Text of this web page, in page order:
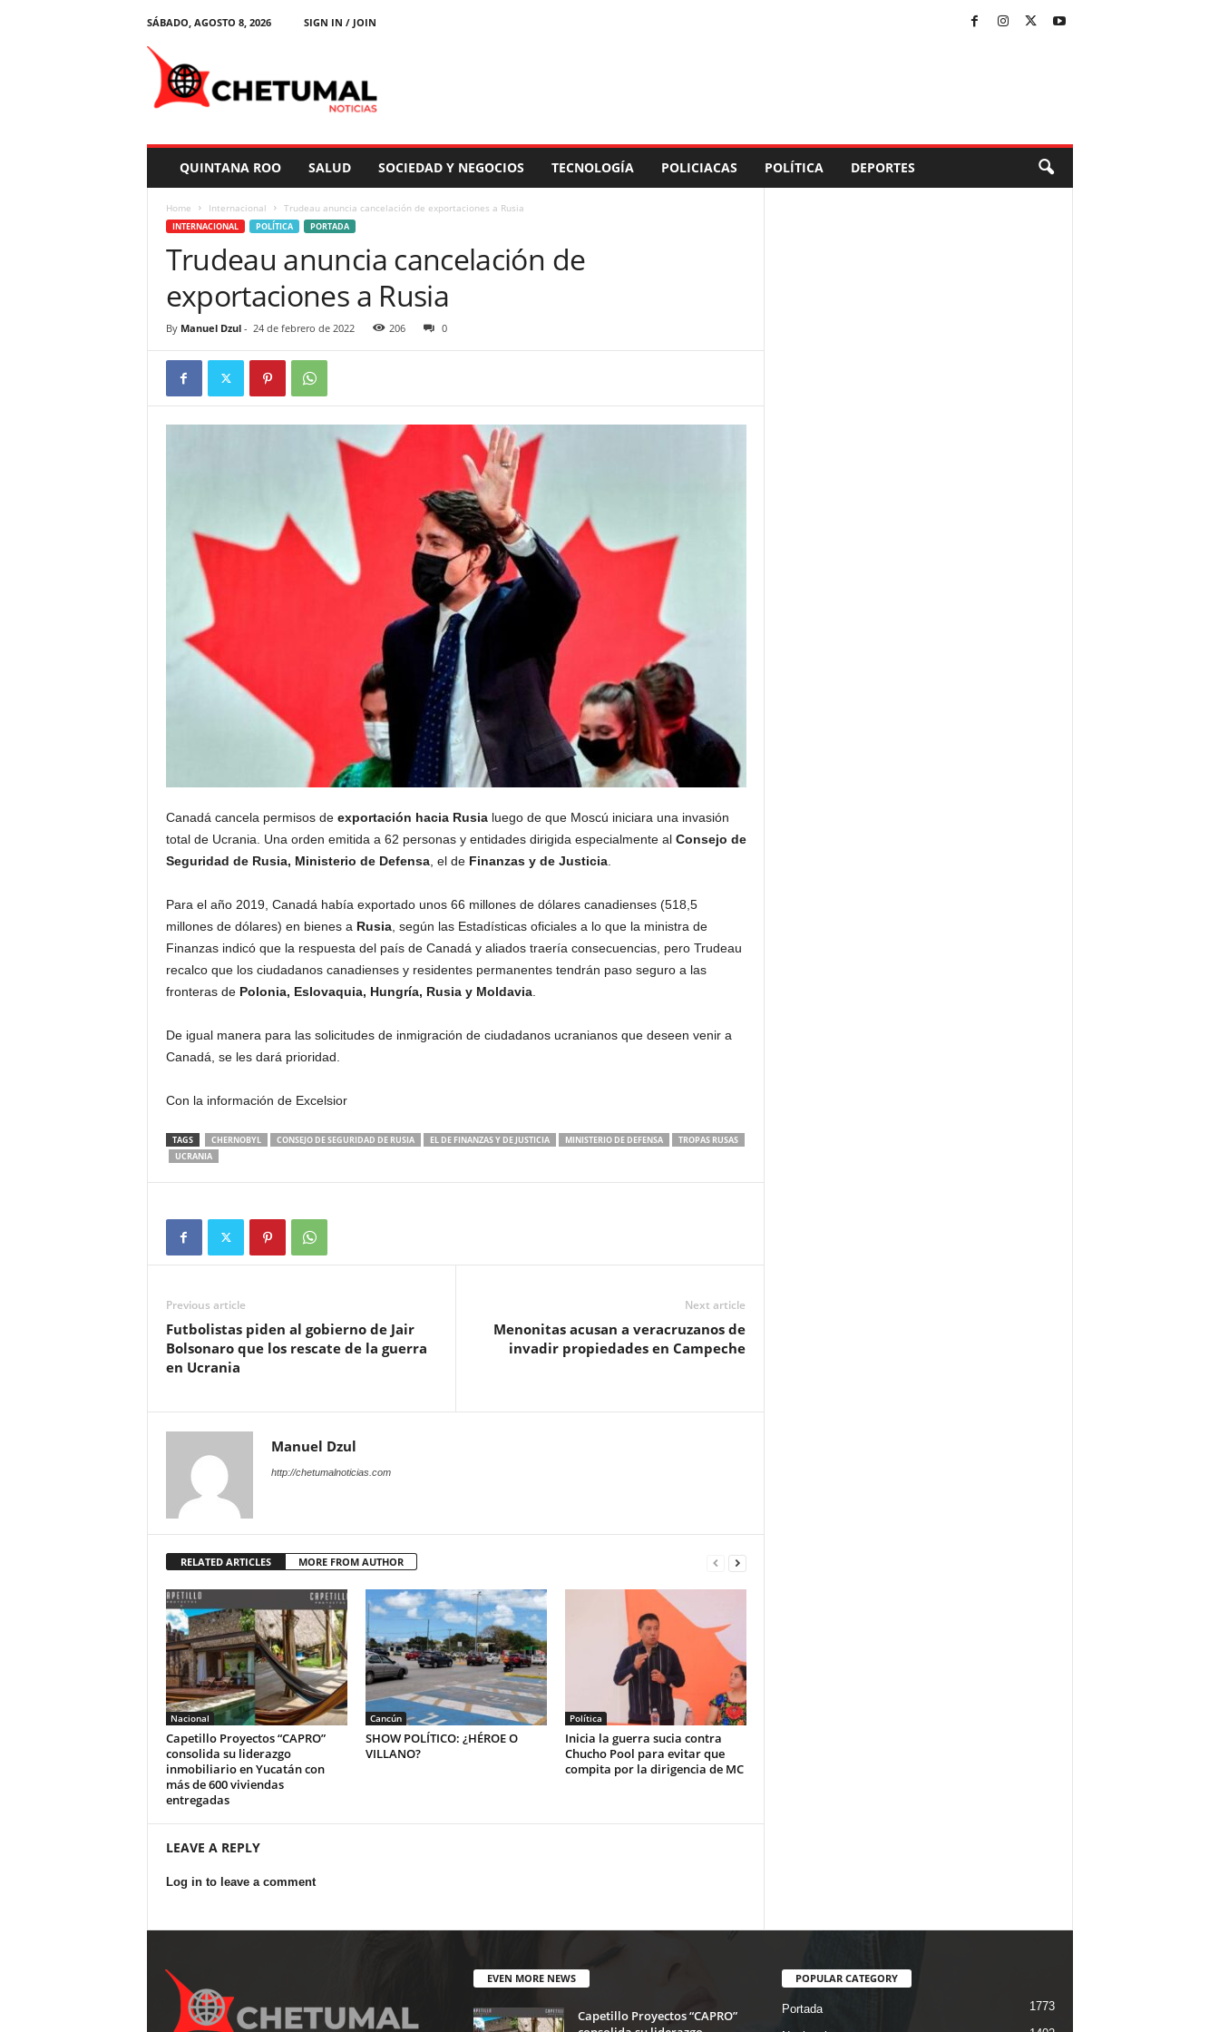
SÁBADO, AGOSTO 8, 2026
SIGN IN / JOIN
QUINTANA ROO SALUD SOCIEDAD Y NEGOCIOS TECNOLOGÍA POLICIACAS POLÍTICA DEPORTES
Home Internacional Trudeau anuncia cancelación de exportaciones a Rusia
INTERNACIONAL POLÍTICA PORTADA
Trudeau anuncia cancelación de
exportaciones a Rusia
By Manuel Dzul- 24 de febrero de 2022 206 0
Canadá cancela permisos de exportación hacia Rusialuego de que Moscú iniciara una invasión
total de Ucrania. Una orden emitida a 62 personas y entidades dirigida especialmente al Consejo de
Seguridad de Rusia, Ministerio de Defensa, el de Finanzas y de Justicia.
Para el año 2019, Canadá había exportado unos 66 millones de dólares canadienses (518,5
millones de dólares) en bienes a Rusia, según las Estadísticas oficiales a lo que la ministra de
Finanzas indicó que la respuesta del país de Canadá y aliados traería consecuencias, pero Trudeau
recalco que los ciudadanos canadienses y residentes permanentes tendrán paso seguro a las
fronteras de Polonia, Eslovaquia, Hungría, Rusia y Moldavia.
De igual manera para las solicitudes de inmigración de ciudadanos ucranianos que deseen venir a
Canadá, se les dará prioridad.
Con la información de Excelsior
TAGS CHERNOBYL CONSEJO DE SEGURIDAD DE RUSIA EL DE FINANZAS Y DE JUSTICIA MINISTERIO DE DEFENSA
TROPAS RUSAS
UCRANIA
Previous article
Futbolistas piden al gobierno de Jair
Bolsonaro que los rescate de la guerra
en Ucrania
Next article
Menonitas acusan a veracruzanos de
invadir propiedades en Campeche
Manuel Dzul
http://chetumalnoticias.com
RELATED ARTICLES MORE FROM AUTHOR
Nacional
Capetillo Proyectos “CAPRO”
consolida su liderazgo
inmobiliario en Yucatán con
más de 600 viviendas
entregadas
Cancún
SHOW POLÍTICO: ¿HÉROE O
VILLANO?
Política
Inicia la guerra sucia contra
Chucho Pool para evitar que
compita por la dirigencia de MC
LEAVE A REPLY
Log in to leave a comment
EVEN MORE NEWS
Capetillo Proyectos “CAPRO”
POPULAR CATEGORY
Portada 1773